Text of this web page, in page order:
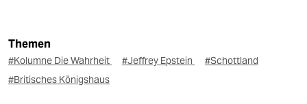
Themen
#Kolumne Die Wahrheit #Jeffrey Epstein
#Schottland
#Britisches Königshaus